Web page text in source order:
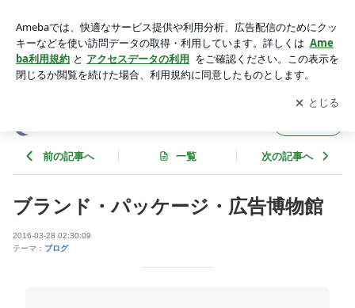
アプリをダウンロードして ブログの更新通知
を受け取りまし
ょう。
開く
前の記事へ 一覧 次の記事へ
ブランド・パッケージ・広告博物館
2016-03-28 02:30:09
テーマ： ブログ